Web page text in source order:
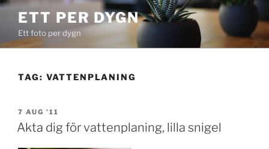
Skip
content
ETT PER DYGN
Ett foto per dygn
TAG: VATTENPLANING
POSTED
ON
7 AUG ’11
Akta dig för vattenplaning, lilla snigel